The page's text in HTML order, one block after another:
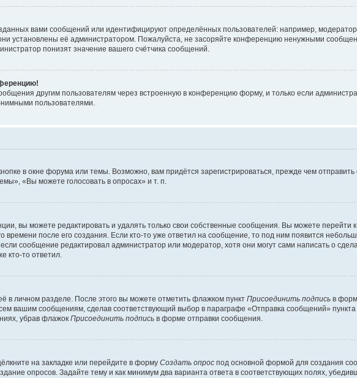
вами сообщений или идентифицируют определённых пользователей: например,
установлены её администратором. Пожалуйста, не засоряйте конференцию ненужными
понизят значение вашего счётчика сообщений.
другим пользователям через встроенную в конференцию форму, и только если
пользователями.
в окне форума или темы. Возможно, вам придётся зарегистрироваться, прежде чем
«Вы можете голосовать в опросах» и т. п.
вы можете редактировать и удалять только свои собственные сообщения. Вы можете перейти
времени после его создания. Если кто-то уже ответил на сообщение, то под ним появится
сообщение редактировал администратор или модератор, хотя они могут сами написать о
кто-то ответил.
в личном разделе. После этого вы можете отметить флажком пункт Присоединить подпись в
вашим сообщениям, сделав соответствующий выбор в параграфе «Отправка сообщений»
убрав флажок Присоединить подпись в форме отправки сообщения.
на закладке или перейдите в форму Создать опрос под основной формой для создания
опросов. Задайте тему и как минимум два варианта ответа в соответствующих полях,